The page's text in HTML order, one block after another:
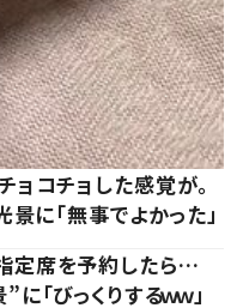
ョコチョした感覚が。
景に「無事でよかった」
定席を予約したら…
「びっくりするｗｗ」